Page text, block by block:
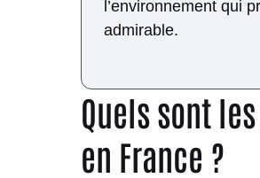
l’environnement qui
admirable.
Quels sont
en France ?